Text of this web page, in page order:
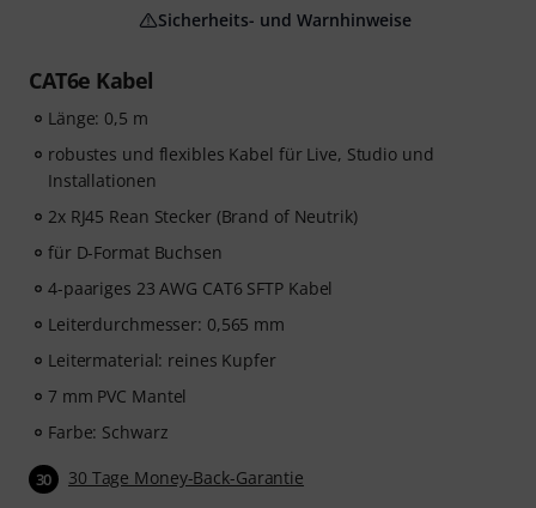
CAT6e Kabel
Länge: 0,5 m
robustes und flexibles Kabel für Live, Studio und
Installationen
2x RJ45 Rean Stecker (Brand of Neutrik)
für D-Format Buchsen
4-paariges 23 AWG CAT6 SFTP Kabel
Leiterdurchmesser: 0,565 mm
Leitermaterial: reines Kupfer
7 mm PVC Mantel
Farbe: Schwarz
30 30 Tage Money-Back-Garantie
Sicherheits- und Warnhinweise